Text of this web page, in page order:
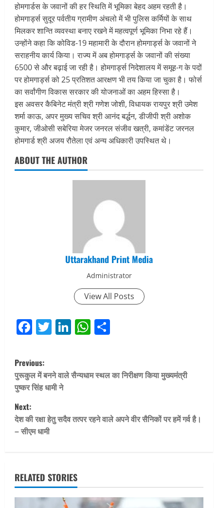
होमगार्डस के जवानों की हर स्थिति में भूमिका बेहद अहम रहती है।
होमगार्ड्स सुदूर पर्वतीय ग्रामीण अंचलो में भी पुलिस कर्मियों के साथ
मिलकर शान्ति व्यवस्था बनाए रखने में महत्वपूर्ण भूमिका निभा रहे हैं।
उन्होंने कहा कि कोविड-19 महामारी के दौरान होमगार्ड्स के जवानों ने
सराहनीय कार्य किया। राज्य में अब होमगार्ड्स के जवानों की संख्या
6500 से और बढ़ाई जा रही है। होमगार्ड्स निदेशालय में समूह-ग के पदों
पर होमगार्ड्स को 25 प्रतिशत आरक्षण भी तय किया जा चुका है। फोर्स
का सर्वांगीण विकास सरकार की योजनाओं का अहम हिस्सा है।
इस अवसर कैबिनेट मंत्री श्री गणेश जोशी, विधायक रायपुर श्री उमेश
शर्मा काऊ, अपर मुख्य सचिव श्री आनंद बर्द्धन, डीजीपी श्री अशोक
कुमार, जीओसी सबेरिया मेजर जनरल संजीव खत्री, कमांडेंट जरनल
होमगार्ड श्री अजय रौतेला एवं अन्य अधिकारी उपस्थित थे।
ABOUT THE AUTHOR
Uttarakhand Print Media
Administrator
View All Posts
Facebook
Twitter
LinkedIn
WhatsApp
P
o
s
t
v
i
Previous:
पुरूकुल में बनने वाले सैन्यधाम स्थल का निरीक्षण किया मुख्यमंत्री
पुष्कर सिंह धामी ने
Next:
देश की रक्षा हेतु सदैव तत्पर रहने वाले अपने वीर सैनिकों पर हमें गर्व है।
– सीएम धामी
RELATED STORIES